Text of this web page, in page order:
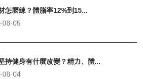
怎麼練？體脂率12%到15...
08-05
持健身有什麼改變？精力、體...
08-04